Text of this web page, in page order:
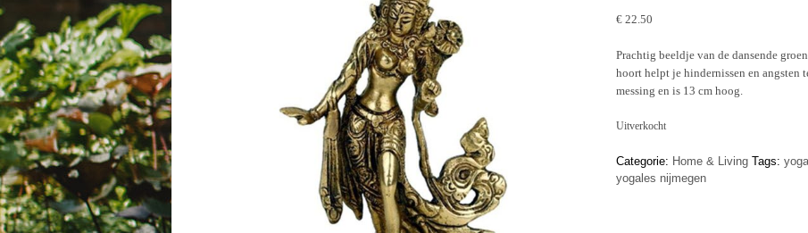
€ 22.50
Prachtig beeldje van de dansende
hoort helpt je hindernissen en angsten
messing en is 13 cm hoog.
Uitverkocht
Categorie: Home & Living Tags:
yogales nijmegen